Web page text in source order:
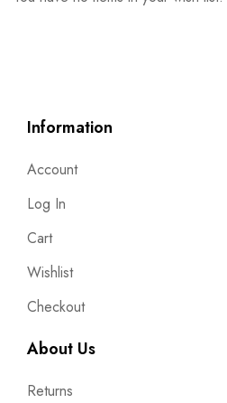
Information
Account
Log In
Cart
Wishlist
Checkout
About Us
Returns